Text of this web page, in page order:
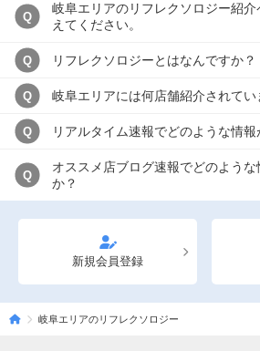
フットバスあり
専用駐車場あり 有資
日本人スタッフのみ 女性
スタッフ指名可 Ｗセ
駅から徒歩5分以内
Q
岐阜エリアのリフレクソロジー紹
えてください。
Q リフレクソロジーとはなんですか？
Q 岐阜エリアには何店舗紹介されてい
Q リアルタイム速報でどのような情
Q
オススメ店ブログ速報でどのよう
か？
新規会員登録
岐阜エリアのリフレクソロジー